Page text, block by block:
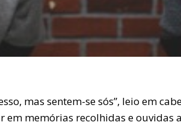
mas sentem-se sós”, leio em
em memórias recolhidas e ouvidas